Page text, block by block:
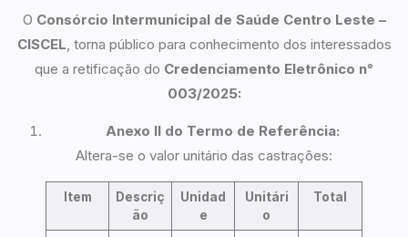
O Consórcio Intermunicipal de Saúde Centro Leste –
CISCEL, torna público para conhecimento dos interessados
que a retificação do Credenciamento Eletrônico n°
003/2025:
Anexo II do Termo de Referência:
Altera-se o valor unitário das castrações:
Item
Descriç
ão
Unidad
e
Unitári
o
Total